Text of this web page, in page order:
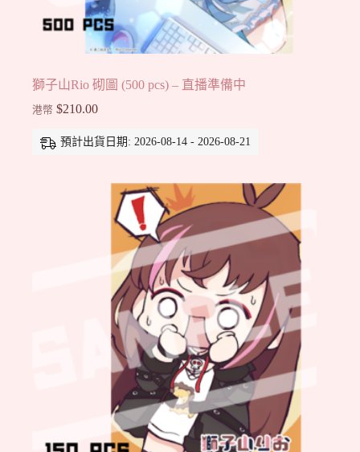
獅子山Rio 砌圖 (500 pcs) – 直播準備中
港幣 $210.00
預計出貨日期: 2026-08-14 - 2026-08-21